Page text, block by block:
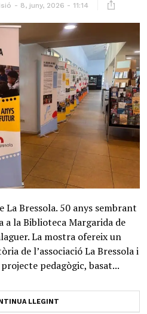
8, juny, 2026 - 11:14
La Bressola. 50 anys sembrant
la Biblioteca Margarida de
La mostra ofereix un
de l’associació La Bressola i
pedagògic, basat...
LLEGINT